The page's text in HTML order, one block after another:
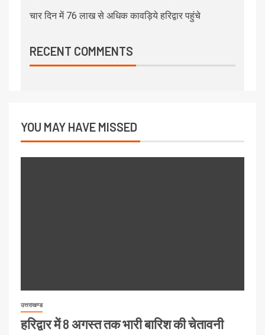
चार दिन में 76 लाख से अधिक कावड़िये हरिद्वार पहुंचे
RECENT COMMENTS
YOU MAY HAVE MISSED
उत्तराखण्ड
हरिद्वार में 8 अगस्त तक भारी बारिश की चेतावनी